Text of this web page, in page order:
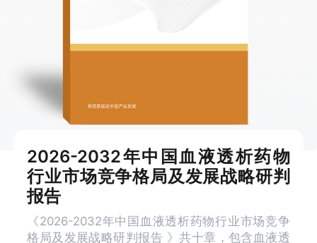
2026-2032年中国血液透析药物
行业市场竞争格局及发展战略研判
报告
《2026-2032年中国血液透析药物行业市场竞争
格局及发展战略研判报告 》共十章，包含血液透